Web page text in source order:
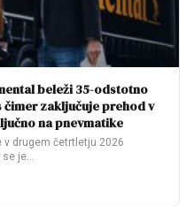
beleži 35-odstotno
čimer zaključuje prehod v
na pnevmatike
v drugem četrtletju 2026
se je…